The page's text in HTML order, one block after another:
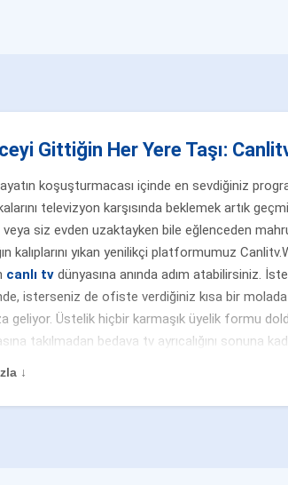
Gittiğin Her Yere Taşı:
koşuşturmacası içinde en sevdiğiniz
televizyon karşısında beklemek artık
siz evden uzaktayken bile eğlenceden
kalıplarını yıkan yenilikçi platformumuz
canlı tv dünyasına anında adım atabilirsiniz.
isterseniz de ofiste verdiğiniz kısa bir
geliyor. Üstelik hiçbir karmaşık üyelik formu
takılmadan bedava tv ayrıcalığını sonuna
Eşsiz Dizileri ve Gündüz
↓